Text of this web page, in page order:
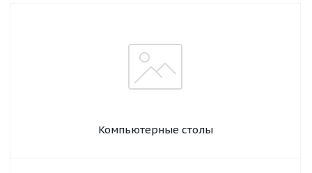
Компьютерные столы